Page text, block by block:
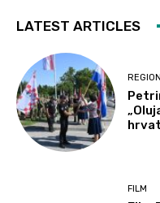
LATEST ARTICLES
FILM